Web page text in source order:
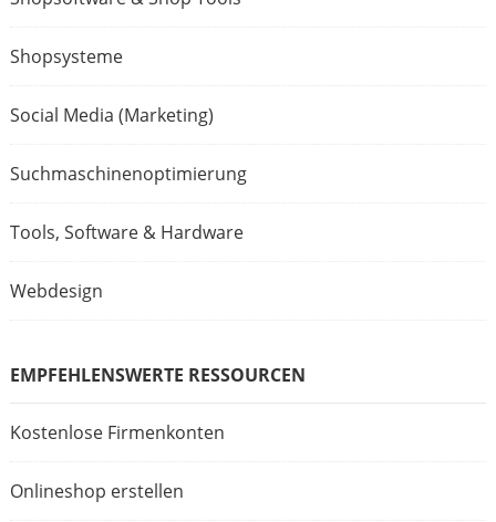
Shopsysteme
Social Media (Marketing)
Suchmaschinenoptimierung
Tools, Software & Hardware
Webdesign
EMPFEHLENSWERTE RESSOURCEN
Kostenlose Firmenkonten
Onlineshop erstellen